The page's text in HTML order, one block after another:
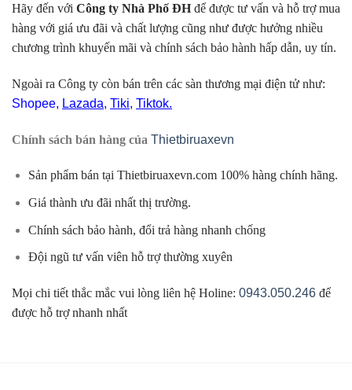
Hãy đến với Công ty Nhà Phố ĐH để được tư vấn và hỗ trợ mua
hàng với giá ưu đãi và chất lượng cũng như được hưởng nhiều
chương trình khuyến mãi và chính sách bảo hành hấp dẫn, uy tín.
Ngoài ra Công ty còn bán trên các sàn thương mại điện tử như:
Shopee, Lazada, Tiki, Tiktok.
Chính sách bán hàng của Thietbiruaxevn
Sản phẩm bán tại Thietbiruaxevn.com 100% hàng chính hãng.
Giá thành ưu đãi nhất thị trường.
Chính sách bảo hành, đổi trả hàng nhanh chống
Đội ngũ tư vấn viên hỗ trợ thường xuyên
Mọi chi tiết thắc mắc vui lòng liên hệ Holine: 0943.050.246 để
được hỗ trợ nhanh nhất